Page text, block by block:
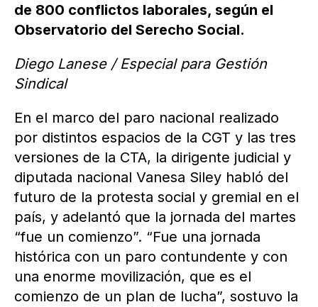
de 800 conflictos laborales, según el
Observatorio del Serecho Social.
Diego Lanese / Especial para Gestión
Sindical
En el marco del paro nacional realizado
por distintos espacios de la CGT y las tres
versiones de la CTA, la dirigente judicial y
diputada nacional Vanesa Siley habló del
futuro de la protesta social y gremial en el
país, y adelantó que la jornada del martes
“fue un comienzo”. “Fue una jornada
histórica con un paro contundente y con
una enorme movilización, que es el
comienzo de un plan de lucha”, sostuvo la